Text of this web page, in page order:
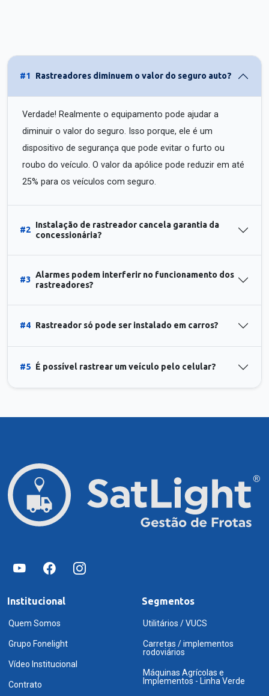
#1 Rastreadores diminuem o valor do seguro auto?
Verdade! Realmente o equipamento pode ajudar a
diminuir o valor do seguro. Isso porque, ele é um
dispositivo de segurança que pode evitar o furto ou
roubo do veículo. O valor da apólice pode reduzir em até
25% para os veículos com seguro.
#2
Instalação de rastreador cancela garantia da
concessionária?
#3
Alarmes podem interferir no funcionamento dos
rastreadores?
#4 Rastreador só pode ser instalado em carros?
#5 É possível rastrear um veículo pelo celular?
Institucional
Quem Somos
Grupo Fonelight
Vídeo Institucional
Contrato
Segmentos
Utilitários / VUCS
Carretas / implementos
rodoviários
Máquinas Agrícolas e
Implementos - Linha Verde